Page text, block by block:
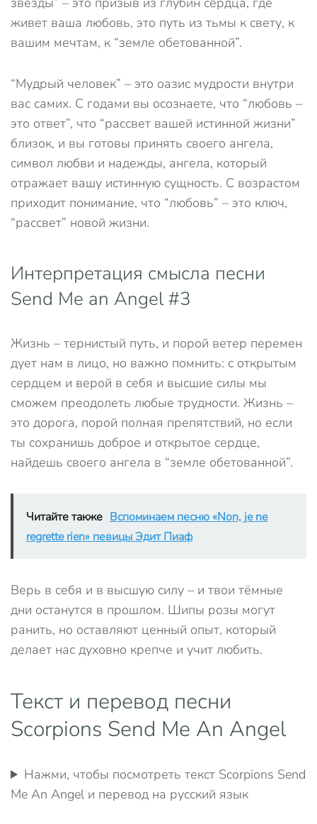
живет ваша любовь, это путь из тьмы к свету, к
вашим мечтам, к “земле обетованной”.
“Мудрый человек” – это оазис мудрости внутри
вас самих. С годами вы осознаете, что “любовь –
это ответ”, что “рассвет вашей истинной жизни”
близок, и вы готовы принять своего ангела,
символ любви и надежды, ангела, который
отражает вашу истинную сущность. С возрастом
приходит понимание, что “любовь” – это ключ,
“рассвет” новой жизни.
Интерпретация смысла песни
Send Me an Angel #3
Жизнь – тернистый путь, и порой ветер перемен
дует нам в лицо, но важно помнить: с открытым
сердцем и верой в себя и высшие силы мы
сможем преодолеть любые трудности. Жизнь –
это дорога, порой полная препятствий, но если
ты сохранишь доброе и открытое сердце,
найдешь своего ангела в “земле обетованной”.
Читайте также Вспоминаем песню «Non, je ne
regrette rien» певицы Эдит Пиаф
Верь в себя и в высшую силу – и твои тёмные
дни останутся в прошлом. Шипы розы могут
ранить, но оставляют ценный опыт, который
делает нас духовно крепче и учит любить.
Текст и перевод песни
Scorpions Send Me An Angel
Нажми, чтобы посмотреть текст Scorpions Send
Me An Angel и перевод на русский язык